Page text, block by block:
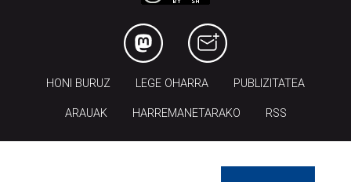
HONI BURUZ LEGE OHARRA PUBLIZITATEA
ARAUAK HARREMANETARAKO RSS